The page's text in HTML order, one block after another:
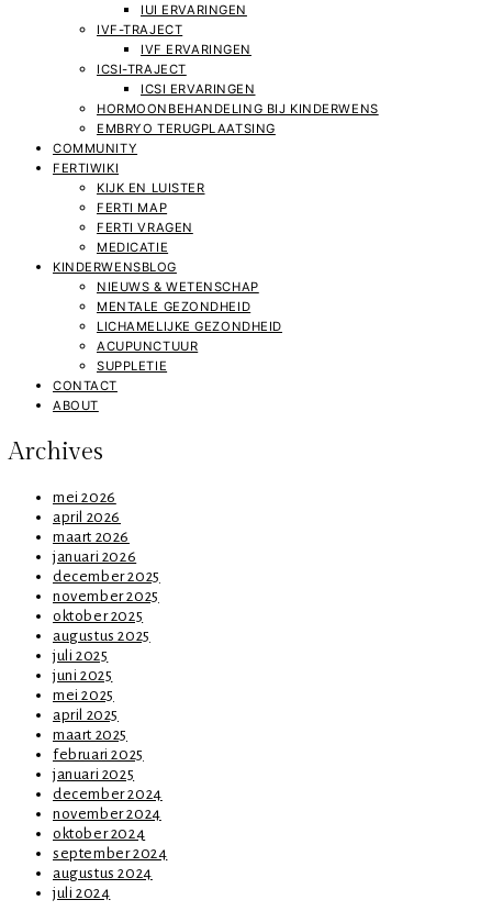
IUI ERVARINGEN
IVF-TRAJECT
IVF ERVARINGEN
ICSI-TRAJECT
ICSI ERVARINGEN
HORMOONBEHANDELING BIJ KINDERWENS
EMBRYO TERUGPLAATSING
COMMUNITY
FERTIWIKI
KIJK EN LUISTER
FERTI MAP
FERTI VRAGEN
MEDICATIE
KINDERWENSBLOG
NIEUWS & WETENSCHAP
MENTALE GEZONDHEID
LICHAMELIJKE GEZONDHEID
ACUPUNCTUUR
SUPPLETIE
CONTACT
ABOUT
Archives
mei 2026
april 2026
maart 2026
januari 2026
december 2025
november 2025
oktober 2025
augustus 2025
juli 2025
juni 2025
mei 2025
april 2025
maart 2025
februari 2025
januari 2025
december 2024
november 2024
oktober 2024
september 2024
augustus 2024
juli 2024